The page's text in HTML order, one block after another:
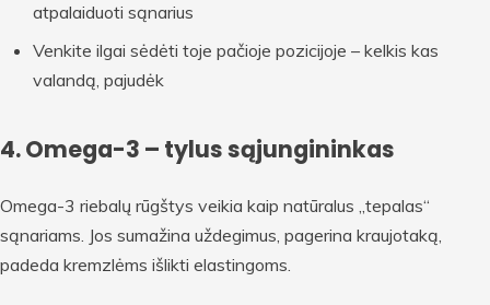
atpalaiduoti sąnarius
Venkite ilgai sėdėti toje pačioje pozicijoje – kelkis kas
valandą, pajudėk
4. Omega-3 – tylus sąjungininkas
Omega-3 riebalų rūgštys veikia kaip natūralus „tepalas“
sąnariams. Jos sumažina uždegimus, pagerina kraujotaką,
padeda kremzlėms išlikti elastingoms.